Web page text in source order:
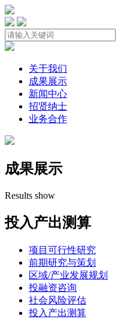
关于我们
成果展示
新闻中心
招贤纳士
业务合作
成果展示
Results show
投入产出测算
项目可行性研究
前期研究与策划
区域/产业发展规划
投融资咨询
社会风险评估
投入产出测算